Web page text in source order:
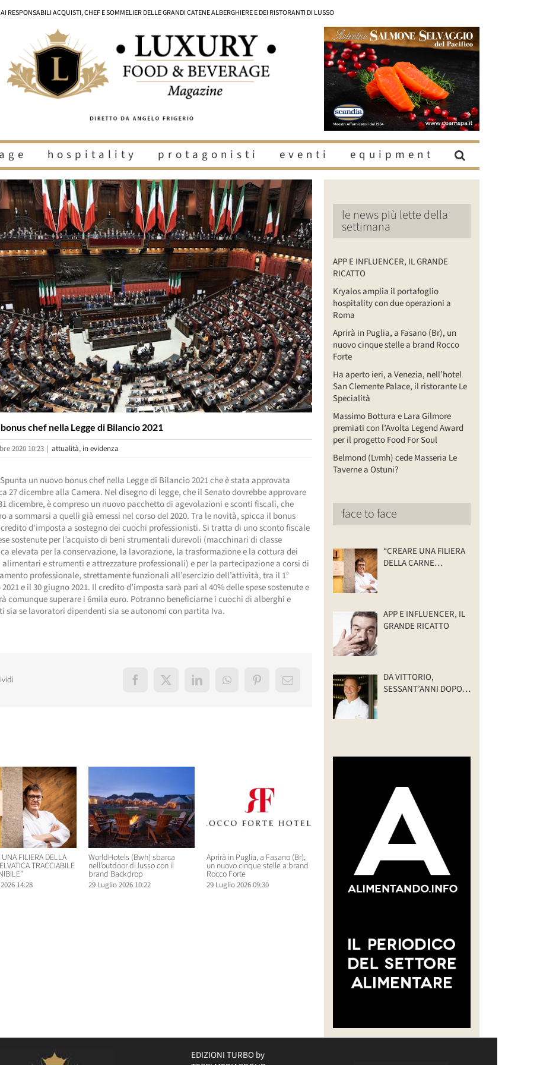
RESPONSABILI ACQUISTI, CHEF E SOMMELIER DELLE GRANDI CATENE ALBERGHIERE E DEI RISTORANTI DI LUSSO
hospitality protagonisti eventi equipment
chef nella Legge di Bilancio 2021
2020 10:23 | attualità, in evidenza
un nuovo bonus chef nella Legge di Bilancio 2021 che è stata approvata
27 dicembre alla Camera. Nel disegno di legge, che il Senato dovrebbe approvare
dicembre, è compreso un nuovo pacchetto di agevolazioni e sconti fiscali, che
a sommarsi a quelli già emessi nel corso del 2020. Tra le novità, spicca il bonus
d’imposta a sostegno dei cuochi professionisti. Si tratta di uno sconto fiscale
sostenute per l’acquisto di beni strumentali durevoli (macchinari di classe
elevata per la conservazione, la lavorazione, la trasformazione e la cottura dei
e strumenti e attrezzature professionali) e per la partecipazione a corsi di
professionale, strettamente funzionali all’esercizio dell’attività, tra il 1°
e il 30 giugno 2021. Il credito d’imposta sarà pari al 40% delle spese sostenute e
comunque superare i 6mila euro. Potranno beneficiarne i cuochi di alberghi e
sia se lavoratori dipendenti sia se autonomi con partita Iva.
Facebook
X LinkedInWhatsAppPinterestEmail
UNA FILIERA DELLA
TRACCIABILE
14:28
WorldHotels (Bwh) sbarca
nell’outdoor di lusso con il
brand Backdrop
29 Luglio 2026 10:22
Aprirà in Puglia, a Fasano (Br),
un nuovo cinque stelle a brand
Rocco Forte
29 Luglio 2026 09:30
“CREARE UNA FILIERA DELLA
CARNE SELVATICA TRACCIABILE
E SOSTENIBILE”
30 Luglio 2026 14:28
WorldHotels (Bwh) sbarca
nell’outdoor di lusso con il
brand Backdrop
29 Luglio 2026 10:22
le news più lette della
settimana
APP E INFLUENCER, IL GRANDE
RICATTO
Kryalos amplia il portafoglio
hospitality con due operazioni a
Roma
Aprirà in Puglia, a Fasano (Br), un
nuovo cinque stelle a brand Rocco
Forte
Ha aperto ieri, a Venezia, nell’hotel
San Clemente Palace, il ristorante Le
Specialità
Massimo Bottura e Lara Gilmore
premiati con l’Avolta Legend Award
per il progetto Food For Soul
Belmond (Lvmh) cede Masseria Le
Taverne a Ostuni?
face to face
“CREARE UNA FILIERA
DELLA CARNE
APP E INFLUENCER, IL
GRANDE RICATTO
DA VITTORIO,
SESSANT’ANNI DOPO:
EDIZIONI TURBO by